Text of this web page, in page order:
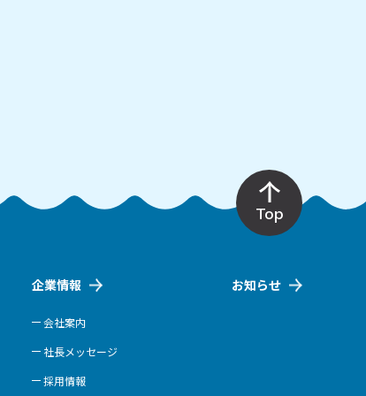
Top
企業情報
会社案内
社長メッセージ
採用情報
お知らせ